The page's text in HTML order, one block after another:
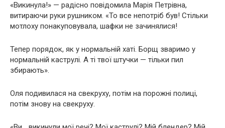
«Викинула!» — радісно повідомила Марія Петрівна,
витираючи руки рушником. «То все непотріб був! Стільки
мотлоху понакуповувала, шафки не зачинялися!
Тепер порядок, як у нормальній хаті. Борщ зваримо у
нормальній каструлі. А ті твої штучки — тільки пил
збирають».
Оля подивилася на свекруху, потім на порожні полиці,
потім знову на свекруху.